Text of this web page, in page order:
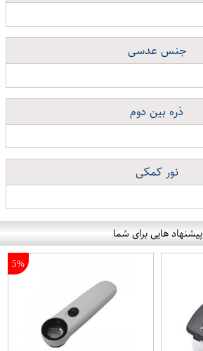
جنس عدسی
ذره بین دوم
نور کمکی
پیشنهاد هایی برای شما
5%